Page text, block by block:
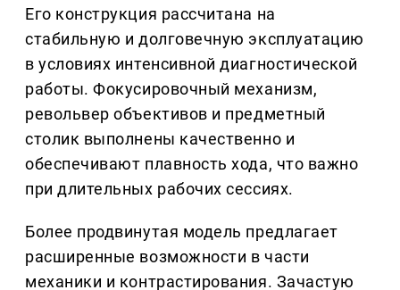
Его конструкция рассчитана на
стабильную и долговечную эксплуатацию
в условиях интенсивной диагностической
работы. Фокусировочный механизм,
револьвер объективов и предметный
столик выполнены качественно и
обеспечивают плавность хода, что важно
при длительных рабочих сессиях.
Более продвинутая модель предлагает
расширенные возможности в части
механики и контрастирования. Зачастую